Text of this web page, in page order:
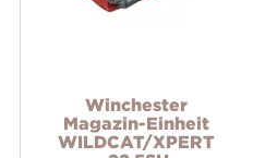
Winchester
Magazin-Einheit
WILDCAT/XPERT